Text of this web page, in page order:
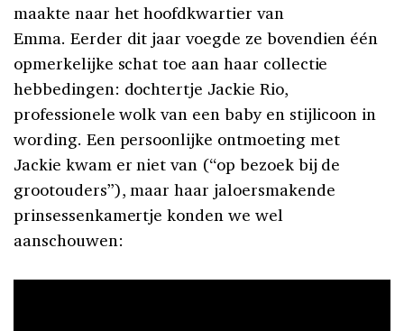
maakte naar het hoofdkwartier van
Emma. Eerder dit jaar voegde ze bovendien één
opmerkelijke schat toe aan haar collectie
hebbedingen: dochtertje Jackie Rio,
professionele wolk van een baby en stijlicoon in
wording. Een persoonlijke ontmoeting met
Jackie kwam er niet van (“op bezoek bij de
grootouders”), maar haar jaloersmakende
prinsessenkamertje konden we wel
aanschouwen: